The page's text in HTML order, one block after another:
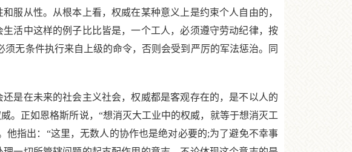
服从性。从根本上看，权威在某种意义上是约束个人自由的，
活中这样的例子比比皆是，一个工人，必须遵守劳动纪律，按
无条件执行来自上级的命令，否则会受到严厉的军法惩治。同
在未来的社会主义社会，权威都是客观存在的，是不以人的
。正如恩格斯所说，“想消灭大工业中的权威，就等于想消灭工
指出：“这里，无数人的协作也是绝对必要的;为了避免不幸事